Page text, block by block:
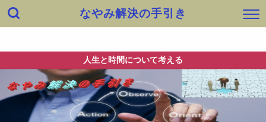
なやみ解決の手引き
人生と時間について考える